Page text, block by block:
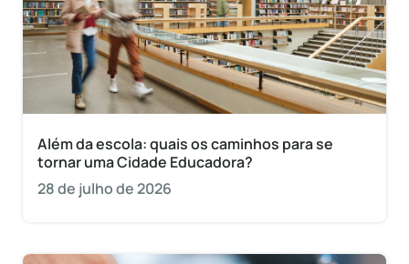
Além da escola: quais os caminhos para se
tornar uma Cidade Educadora?
28 de julho de 2026